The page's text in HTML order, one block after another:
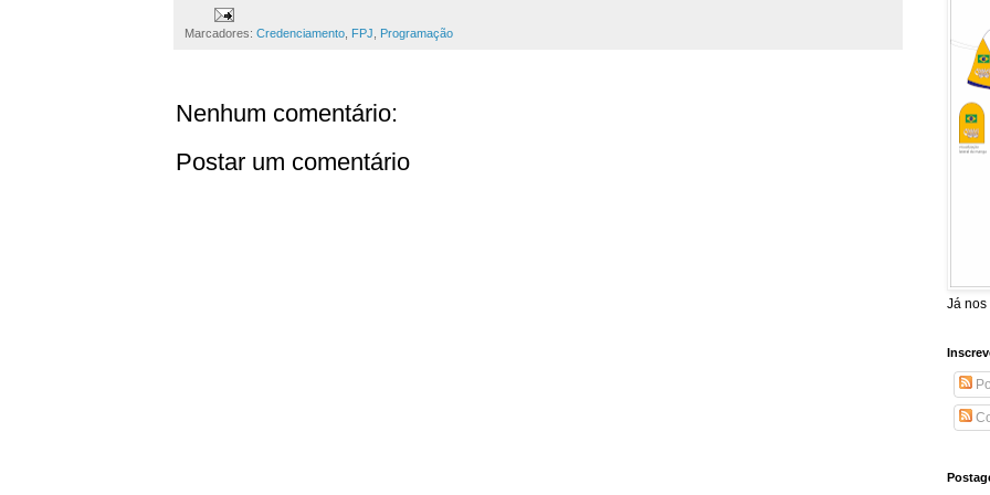
Marcadores: Credenciamento FPJ Programação
Nenhum comentário:
Postar um comentário
Já